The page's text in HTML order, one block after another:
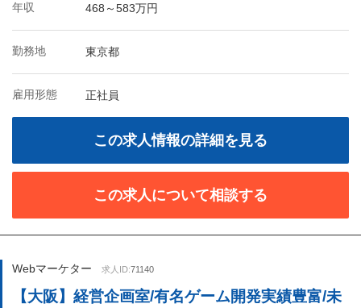
年収 468～583万円
勤務地 東京都
雇用形態 正社員
この求人情報の詳細を見る
この求人について相談する
Webマーケター 求人ID:71140
【大阪】経営企画室/有名ゲーム開発実績豊富/未